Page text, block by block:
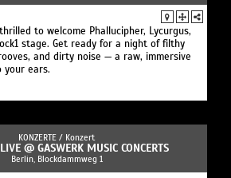
to welcome Phallucipher, Lycurgus,
stage. Get ready for a night of filthy
and dirty noise — a raw, immersive
your ears.
KONZERTE / Konzert
@ GASWERK MUSIC CONCERTS
Berlin, Blockdammweg 1